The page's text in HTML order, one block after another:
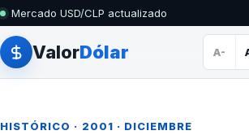
Mercado USD/CLP actualizado
ValorDólar A-
HISTÓRICO · 2001 · DICIEMBRE